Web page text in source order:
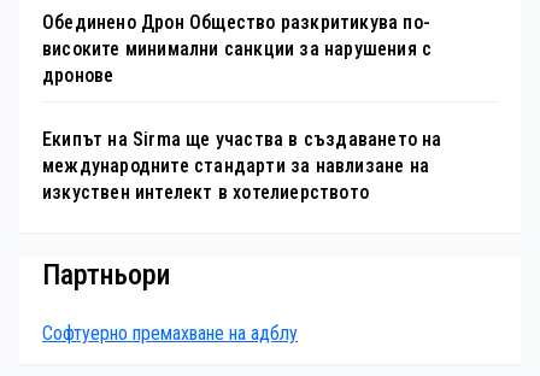
Обединено Дрон Общество разкритикува по-
високите минимални санкции за нарушения с
дронове
Екипът на Sirma ще участва в създаването на
международните стандарти за навлизане на
изкуствен интелект в хотелиерството
Партньори
Софтуерно премахване на адблу